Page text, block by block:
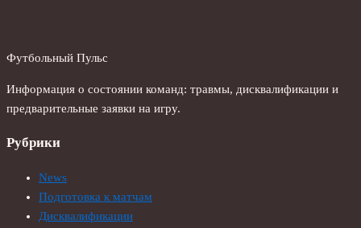
Футбольный Пульс
Информация о состоянии команд: травмы, дисквалификации и
предварительные заявки на игру.
Рубрики
News
Подготовка к матчам
Дисквалификации